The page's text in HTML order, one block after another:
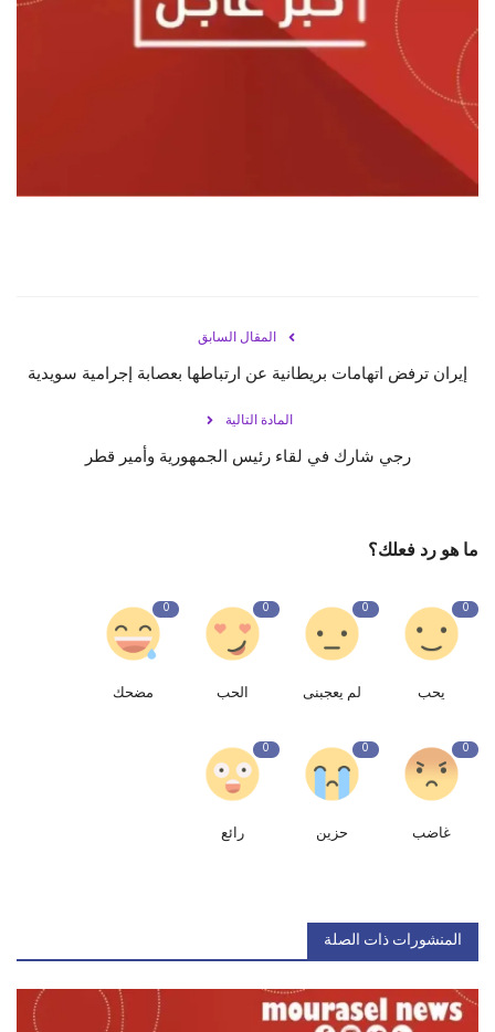
حياة
المقال السابق
إيران ترفض اتهامات بريطانية عن ارتباطها بعصابة إجرامية سويدية
المادة التالية
رجي شارك في لقاء رئيس الجمهورية وأمير قطر
ما هو رد فعلك؟
0
يحب
0
لم يعجبنى
0
الحب
0
مضحك
0
غاضب
0
حزين
0
رائع
المنشورات ذات الصلة